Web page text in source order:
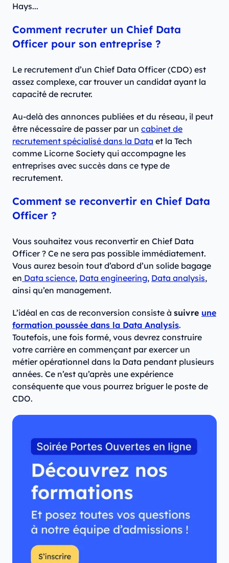
Hays...
Comment recruter un Chief Data
Officer pour son entreprise ?
Le recrutement d’un Chief Data Officer (CDO) est
assez complexe, car trouver un candidat ayant la
capacité de recruter.
Au-delà des annonces publiées et du réseau, il peut
être nécessaire de passer par un cabinet de
recrutement spécialisé dans la Data et la Tech
comme Licorne Society qui accompagne les
entreprises avec succès dans ce type de
recrutement.
Comment se reconvertir en Chief Data
Officer ?
Vous souhaitez vous reconvertir en Chief Data
Officer ? Ce ne sera pas possible immédiatement.
Vous aurez besoin tout d’abord d’un solide bagage
en Data science, Data engineering, Data analysis,
ainsi qu’en management.
L’idéal en cas de reconversion consiste à suivre une
formation poussée dans la Data Analysis.
Toutefois, une fois formé, vous devrez construire
votre carrière en commençant par exercer un
métier opérationnel dans la Data pendant plusieurs
années. Ce n’est qu’après une expérience
conséquente que vous pourrez briguer le poste de
CDO.